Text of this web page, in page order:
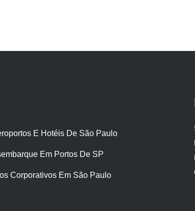
E Hotéis De São Paulo
Em Portos De SP
Corporativos Em São Paulo